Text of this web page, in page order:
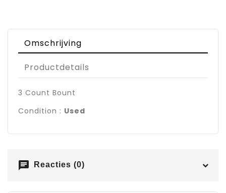
Omschrijving
Productdetails
3 Count Bount
Condition : Used
chat Reacties (0)